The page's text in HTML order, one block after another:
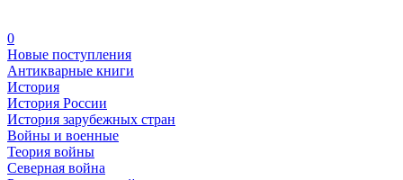
0
Новые поступления
Антикварные книги
История
История России
История зарубежных стран
Войны и военные
Теория войны
Северная война